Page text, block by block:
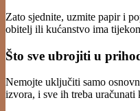
Zato sjednite, uzmite papir i
obitelj ili kućanstvo ima
Što sve ubrojiti u
Nemojte uključiti samo
izvora, i sve ih treba